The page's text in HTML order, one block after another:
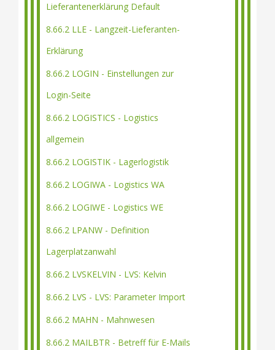
Lieferantenerklärung Default
8.66.2 LLE - Langzeit-Lieferanten-
Erklärung
8.66.2 LOGIN - Einstellungen zur
Login-Seite
8.66.2 LOGISTICS - Logistics
allgemein
8.66.2 LOGISTIK - Lagerlogistik
8.66.2 LOGIWA - Logistics WA
8.66.2 LOGIWE - Logistics WE
8.66.2 LPANW - Definition
Lagerplatzanwahl
8.66.2 LVSKELVIN - LVS: Kelvin
8.66.2 LVS - LVS: Parameter Import
8.66.2 MAHN - Mahnwesen
8.66.2 MAILBTR - Betreff für E-Mails